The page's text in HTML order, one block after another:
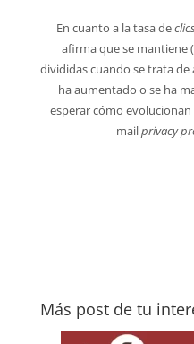
En cuanto a la tasa de
afirma que se mantiene
divididas cuando se trata
ha aumentado o se ha
esperar cómo
mailprivacy
Más post de tu